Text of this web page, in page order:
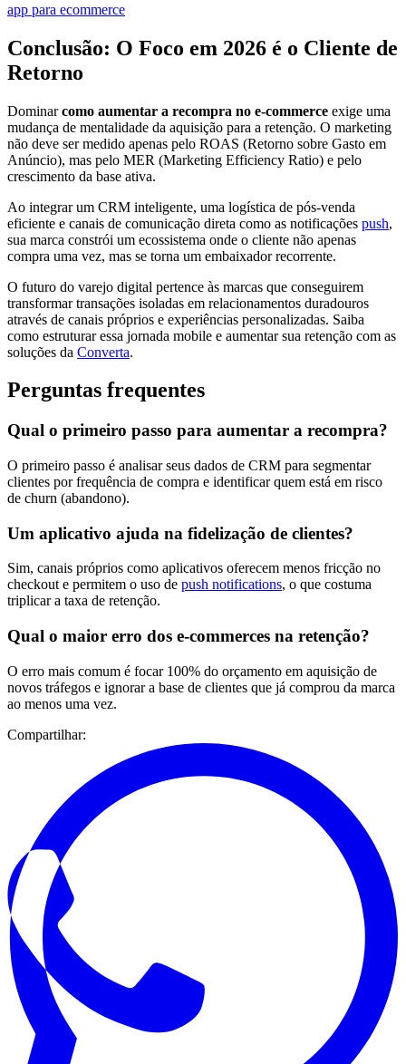
app para ecommerce
Conclusão: O Foco em 2026 é o Cliente de
Retorno
Dominarcomo aumentar a recompra no e-commerce exige uma
mudança de mentalidade da aquisição para a retenção. O marketing
não deve ser medido apenas pelo ROAS (Retorno sobre Gasto em
Anúncio), mas pelo MER (Marketing Efficiency Ratio) e pelo
crescimento da base ativa.
Ao integrar um CRM inteligente, uma logística de pós-venda
eficiente e canais de comunicação direta como as notificações push,
sua marca constrói um ecossistema onde o cliente não apenas
compra uma vez, mas se torna um embaixador recorrente.
O futuro do varejo digital pertence às marcas que conseguirem
transformar transações isoladas em relacionamentos duradouros
através de canais próprios e experiências personalizadas. Saiba
como estruturar essa jornada mobile e aumentar sua retenção com as
soluções da Converta.
Perguntas frequentes
Qual o primeiro passo para aumentar a recompra?
O primeiro passo é analisar seus dados de CRM para segmentar
clientes por frequência de compra e identificar quem está em risco
de churn (abandono).
Um aplicativo ajuda na fidelização de clientes?
Sim, canais próprios como aplicativos oferecem menos fricção no
checkout e permitem o uso de push notifications, o que costuma
triplicar a taxa de retenção.
Qual o maior erro dos e-commerces na retenção?
O erro mais comum é focar 100% do orçamento em aquisição de
novos tráfegos e ignorar a base de clientes que já comprou da marca
ao menos uma vez.
Compartilhar: